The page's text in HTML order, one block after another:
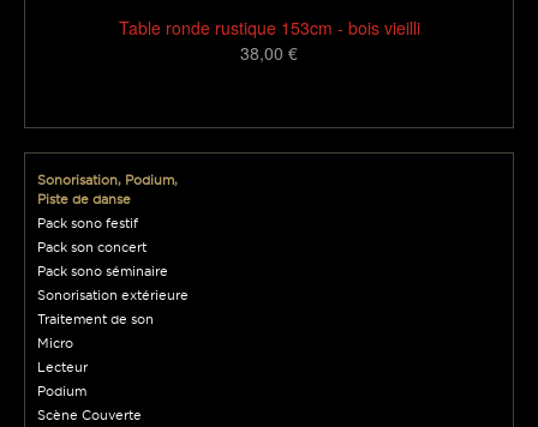
Table ronde rustique 153cm - bois vieilli
38,00 €
Sonorisation, Podium,
Piste de danse
Pack sono festif
Pack son concert
Pack sono séminaire
Sonorisation extérieure
Traitement de son
Micro
Lecteur
Podium
Scène Couverte